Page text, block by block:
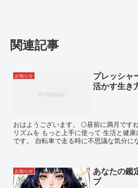
関連記事
お知らせ
プレッシャ
活かす生き
おはようございます。 🌕昼前に満月です
リズムを もっと上手に使って 生活と健
です。 自転車で走る時に不思議な気分に
お知らせ
あなたの鑑
プ